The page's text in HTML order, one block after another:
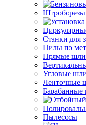
Штроборезы
Станки для
Пилы по
Прямые
Угловые
Ленточные
Пылесосы